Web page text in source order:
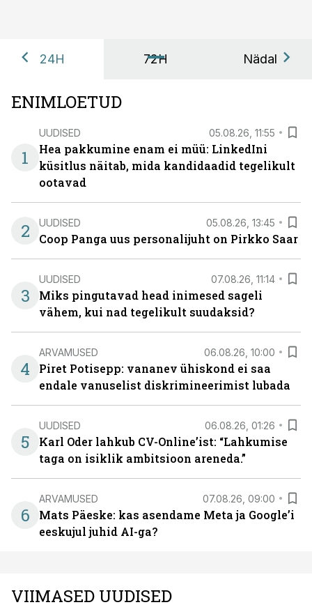
24H 72H Nädal
ENIMLOETUD
1
UUDISED 05.08.26, 11:55
Hea pakkumine enam ei müü: LinkedIni
küsitlus näitab, mida kandidaadid tegelikult
ootavad
2 UUDISED 05.08.26, 13:45
Coop Panga uus personalijuht on Pirkko Saar
3
UUDISED 07.08.26, 11:14
Miks pingutavad head inimesed sageli
vähem, kui nad tegelikult suudaksid?
4
ARVAMUSED 06.08.26, 10:00
Piret Potisepp: vananev ühiskond ei saa
endale vanuselist diskrimineerimist lubada
5
UUDISED 06.08.26, 01:26
Karl Oder lahkub CV-Online’ist: “Lahkumise
taga on isiklik ambitsioon areneda.”
6
ARVAMUSED 07.08.26, 09:00
Mats Päeske: kas asendame Meta ja Google’i
eeskujul juhid AI-ga?
VIIMASED UUDISED